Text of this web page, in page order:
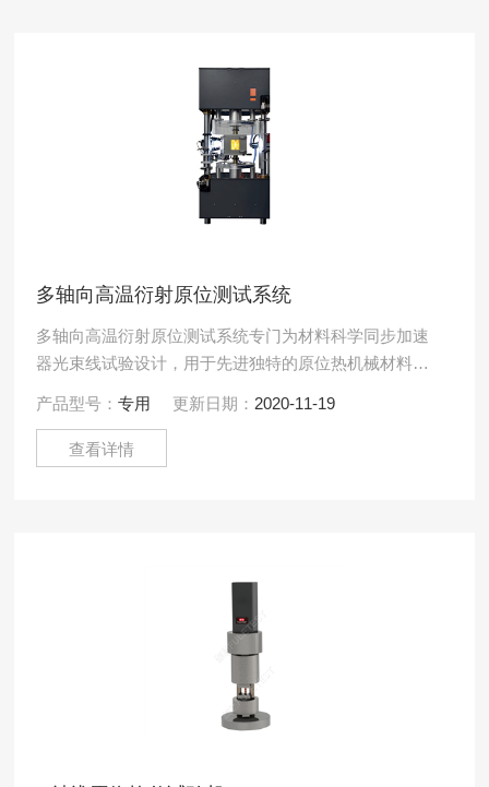
多轴向高温衍射原位测试系统
多轴向高温衍射原位测试系统专门为材料科学同步加速
器光束线试验设计，用于先进独特的原位热机械材料研
材料行为的基础。
产品型号：专用 更新日期： 2020-11-19
查看详情